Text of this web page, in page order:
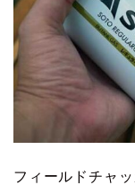
フィールドチャ